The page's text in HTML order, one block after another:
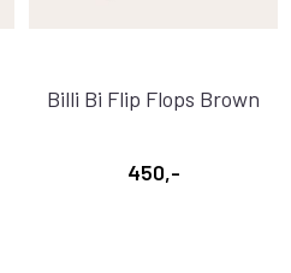
Billi Bi Flip Flops Brown
450,-